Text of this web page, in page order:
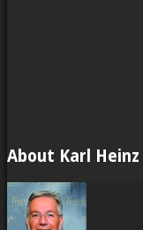
About Karl